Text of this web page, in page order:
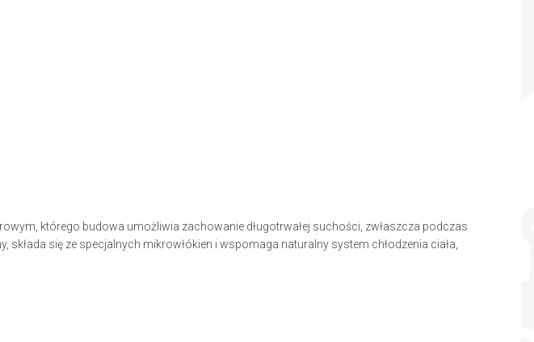
którego budowa umożliwia zachowanie długotrwałej suchości, zwłaszcza podczas
składa się ze specjalnych mikrowłókien i wspomaga naturalny system chłodzenia ciała,